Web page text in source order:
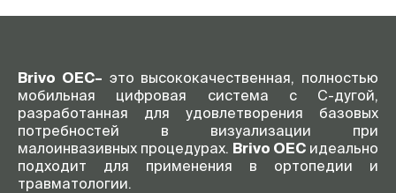
Brivo OEC– это высококачественная, полностью
мобильная цифровая система с С-дугой,
разработанная для удовлетворения базовых
потребностей в визуализации при
малоинвазивных процедурах. Brivo OEC идеально
подходит для применения в ортопедии и
травматологии.